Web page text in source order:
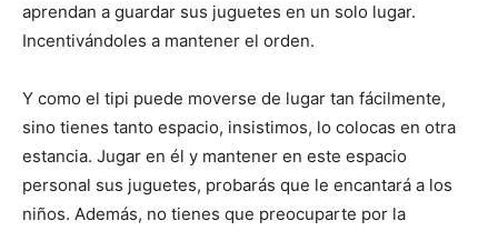
aprendan a guardar sus juguetes en un solo lugar.
Incentivándoles a mantener el orden.
Y como el tipi puede moverse de lugar tan fácilmente,
sino tienes tanto espacio, insistimos, lo colocas en otra
estancia. Jugar en él y mantener en este espacio
personal sus juguetes, probarás que le encantará a los
niños. Además, no tienes que preocuparte por la